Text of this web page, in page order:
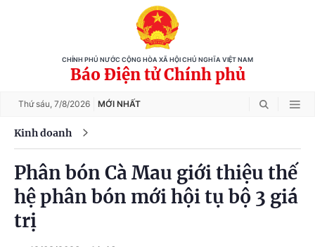
CHÍNH PHỦ NƯỚC CỘNG HÒA XÃ HỘI CHỦ NGHĨA VIỆT NAM
Báo Điện tử Chính phủ
Thứ sáu, 7/8/2026 MỚI NHẤT
Kinh doanh
Phân bón Cà Mau giới thiệu thế
hệ phân bón mới hội tụ bộ 3 giá
trị